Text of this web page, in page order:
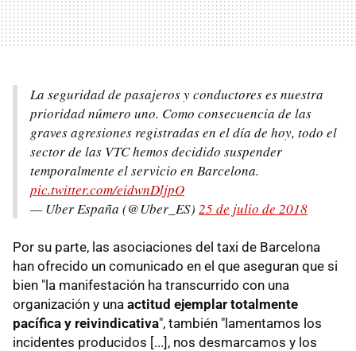
La seguridad de pasajeros y conductores es nuestra
prioridad número uno. Como consecuencia de las
graves agresiones registradas en el día de hoy, todo el
sector de las VTC hemos decidido suspender
temporalmente el servicio en Barcelona.
pic.twitter.com/eidwnDljpO
— Uber España (@Uber_ES) 25 de julio de 2018
Por su parte, las asociaciones del taxi de Barcelona
han ofrecido un comunicado en el que aseguran que si
bien "la manifestación ha transcurrido con una
organización y una actitud ejemplar totalmente
pacífica y reivindicativa", también "lamentamos los
incidentes producidos [...], nos desmarcamos y los